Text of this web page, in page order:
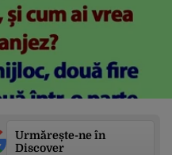
Urmărește-ne în
Discover